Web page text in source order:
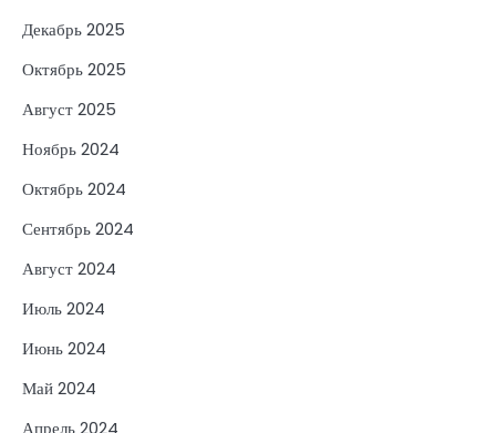
Декабрь 2025
Октябрь 2025
Август 2025
Ноябрь 2024
Октябрь 2024
Сентябрь 2024
Август 2024
Июль 2024
Июнь 2024
Май 2024
Апрель 2024